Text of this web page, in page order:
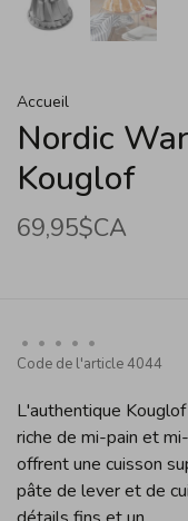
Accueil
Nordic
Kouglof
69,95$CA
• • • • •
Code de l'article4044
L'authentique
riche de mi-pain et
offrent une cuisson
pâte de lever et de